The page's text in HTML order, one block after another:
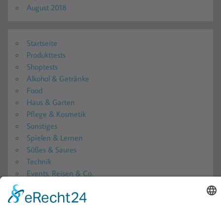
August 2018
Startseite
Produkttests
Shoptests
Alkohol & Getränke
Food
Haus & Garten
Pflege & Kosmetik
Sonstiges
Spielen & Lernen
Süßes & Saures
Technik
Events, Reisen & Co.
Produkttester werden 2026: Alle aktuellen Produkttests